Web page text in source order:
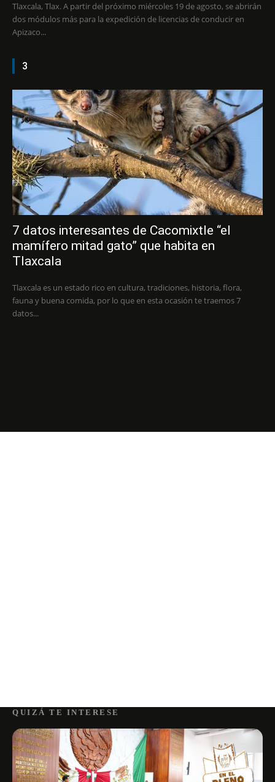
Tlaxcala, Tlax. A partir del próximo miércoles 19 de agosto, se abrirán
dos módulos más para la expedición de licencias de conducir en
Apizaco...
3
7 datos interesantes de Cacomixtle “el
mamífero mitad gato” que habita en
Tlaxcala
Tlaxcala es un estado rico en cultura, tradiciones, historia, flora,
fauna y buena comida, por lo que en esta ocasión te traemos 7
datos...
QUIZÁ TE INTERESE